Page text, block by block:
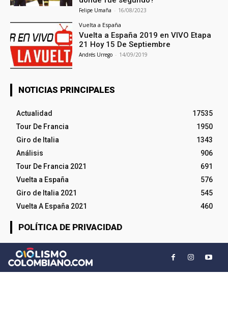
Felipe Umaña - 16/08/2023
Vuelta a España
Vuelta a España 2019 en VIVO Etapa
21 Hoy 15 De Septiembre
Andrés Urrego - 14/09/2019
NOTICIAS PRINCIPALES
Actualidad
17535
Tour De Francia
1950
Giro de Italia
1343
Análisis
906
Tour De Francia 2021
691
Vuelta a España
576
Giro de Italia 2021
545
Vuelta A España 2021
460
POLÍTICA DE PRIVACIDAD